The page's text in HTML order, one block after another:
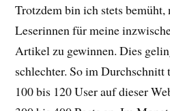
Trotzdem bin ich stets bemüht,
Leserinnen für meine
Artikel zu gewinnen. Dies
schlechter. So im Durchschnitt
100 bis 120 User auf dieser